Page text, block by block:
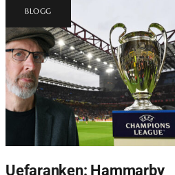
BLOGG
Uefaranken: Hammarby